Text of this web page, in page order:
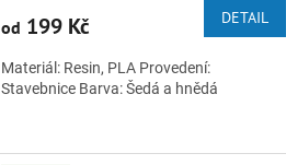
od 199 Kč DETAIL
Materiál: Resin, PLA Provedení:
Stavebnice Barva: Šedá a hnědá